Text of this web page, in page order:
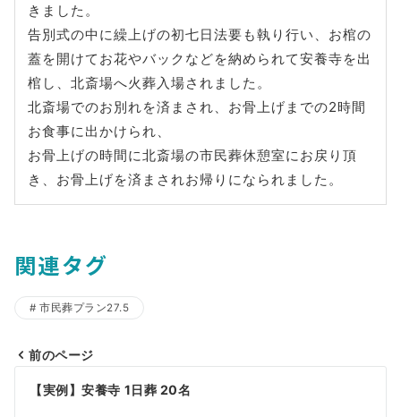
きました。
告別式の中に繰上げの初七日法要も執り行い、お棺の
蓋を開けてお花やバックなどを納められて安養寺を出
棺し、北斎場へ火葬入場されました。
北斎場でのお別れを済まされ、お骨上げまでの2時間
お食事に出かけられ、
お骨上げの時間に北斎場の市民葬休憩室にお戻り頂
き、お骨上げを済まされお帰りになられました。
関連タグ
市民葬プラン27.5
前のページ
【実例】安養寺 1日葬 20名